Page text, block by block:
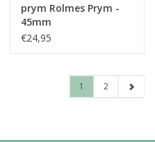
prym Rolmes Prym -
45mm
€24,95
1 2